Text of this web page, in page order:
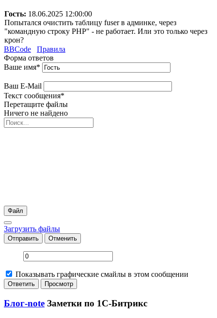
Гость: 18.06.2025 12:00:00
Попытался очистить таблицу fuser в админке, через
"командную строку PHP" - не работает. Или это только через
крон?
BBCode
Правила
Форма ответов
Ваше имя*
Ваш E-Mail
Текст сообщения*
Перетащите файлы
Ничего не найдено
Файл
Загрузить файлы
Отправить Отменить
Показывать графические смайлы в этом сообщении
Блог-note Заметки по 1С-Битрикс